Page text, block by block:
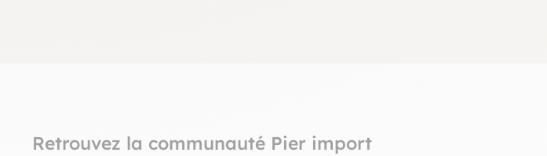
Retrouvez la communauté Pier import